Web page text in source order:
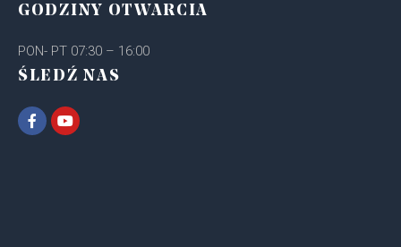
GODZINY OTWARCIA
PON- PT 07:30 – 16:00
ŚLEDŹ NAS